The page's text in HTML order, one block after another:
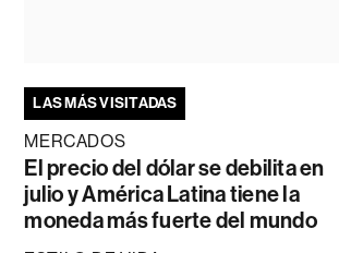
LAS MÁS VISITADAS
MERCADOS
El precio del dólar se debilita en
julio y América Latina tiene la
moneda más fuerte del mundo